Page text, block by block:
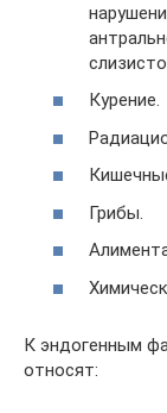
Курение.
Грибы.
К эндогенным
относят: